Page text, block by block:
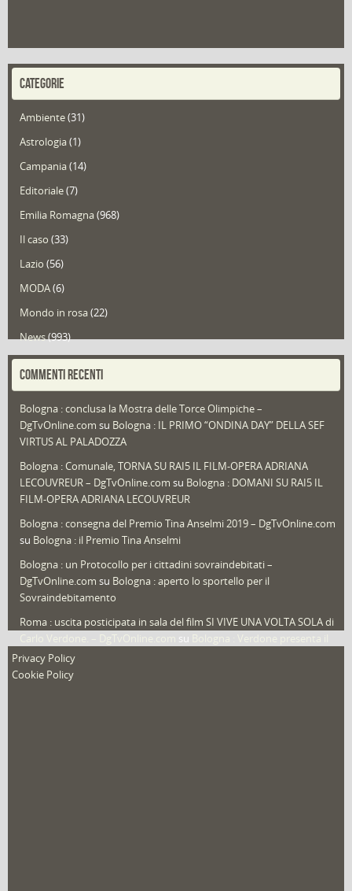
CATEGORIE
Ambiente(31)
Astrologia(1)
Campania(14)
Editoriale(7)
Emilia Romagna(968)
Il caso (33)
Lazio (56)
MODA(6)
Mondo in rosa(22)
News(993)
Portfolio(1)
Redazioni(1.049)
Speciali (22)
Sport
That's Bologna Magazine(25)
Video (archivio) (263)
COMMENTI RECENTI
Bologna : conclusa la Mostra delle Torce Olimpiche –
DgTvOnline.com su Bologna : IL PRIMO “ONDINA DAY” DELLA SEF
VIRTUS AL PALADOZZA
Bologna : Comunale, TORNA SU RAI5 IL FILM-OPERA ADRIANA
LECOUVREUR – DgTvOnline.com su Bologna : DOMANI SU RAI5 IL
FILM-OPERA ADRIANA LECOUVREUR
Bologna : consegna del Premio Tina Anselmi 2019 – DgTvOnline.com
su Bologna : il Premio Tina Anselmi
Bologna : un Protocollo per i cittadini sovraindebitati –
DgTvOnline.com su Bologna : aperto lo sportello per il
Sovraindebitamento
Roma : uscita posticipata in sala del film SI VIVE UNA VOLTA SOLA di
su
nuovo film
Privacy Policy
Cookie Policy